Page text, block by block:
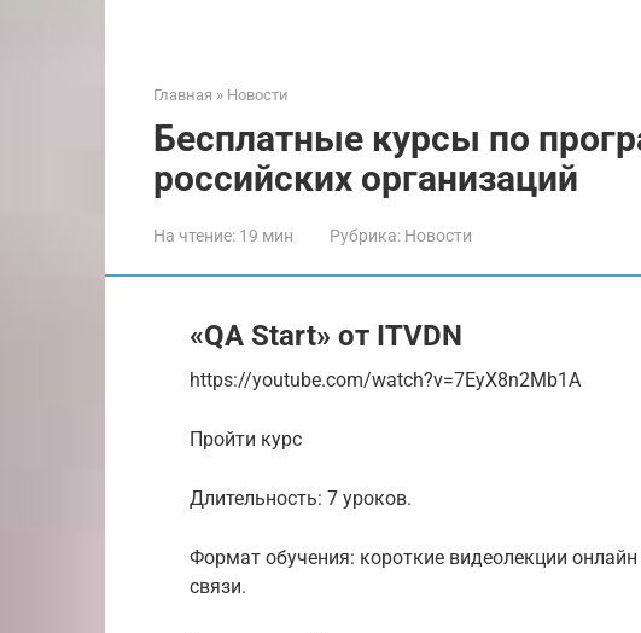
Главная » Новости
Бесплатные курсы по
российских организаций
На чтение: 19 мин Рубрика: Новости
«QA Start‎» от ITVDN
https://youtube.com/watch?v=7EyX8n2Mb1A
Пройти курс
Длительность: 7 уроков.
Формат обучения: короткие видеолекции
связи.